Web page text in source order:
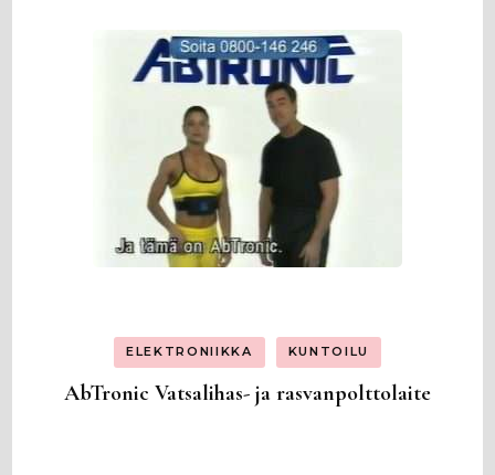
ELEKTRONIIKKA KUNTOILU
AbTronic Vatsalihas- ja rasvanpolttolaite